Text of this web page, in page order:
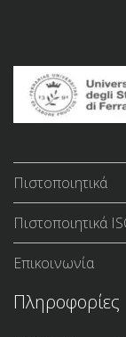
Πιστοποιητικά
Πιστοποιητικά
Επικοινωνία
Πληροφορίες